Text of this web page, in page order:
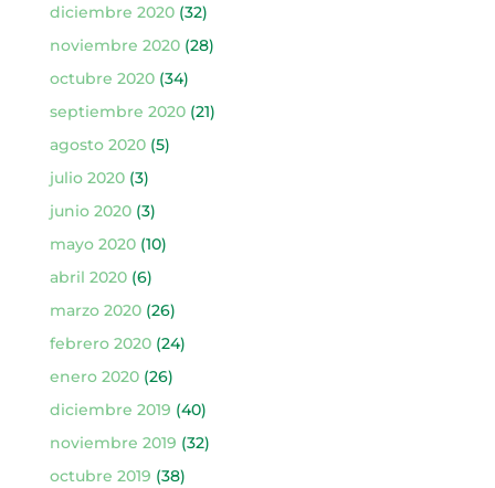
diciembre 2020(32)
noviembre 2020(28)
octubre 2020(34)
septiembre 2020(21)
agosto 2020(5)
julio 2020(3)
junio 2020(3)
mayo 2020(10)
abril 2020(6)
marzo 2020(26)
febrero 2020(24)
enero 2020(26)
diciembre 2019 (40)
noviembre 2019 (32)
octubre 2019 (38)